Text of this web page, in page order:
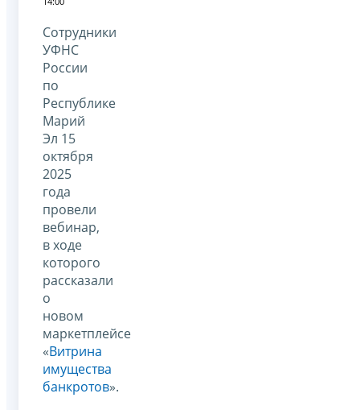
Сотрудники
УФНС
России
по
Республике
Марий
Эл 15
октября
2025
года
провели
вебинар,
в ходе
которого
рассказали
о
новом
маркетплейсе
«Витрина
имущества
банкротов».